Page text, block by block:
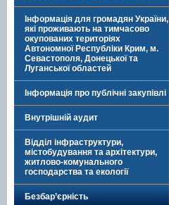
Інформація для громадян України,
які проживають на тимчасово
окупованих територіях
Автономної Республіки Крим, м.
Севастополя, Донецької та
Луганської областей
Інформація про публічні закупівлі
Внутрішній аудит
Відділ інфраструктури,
містобудування та архітектури,
житлово-комунального
господарства та екології
Безбар’єрність